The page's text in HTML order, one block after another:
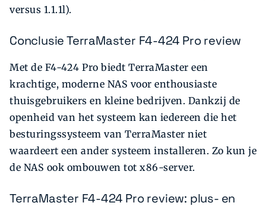
versus 1.1.1l).
Conclusie TerraMaster F4-424 Pro review
Met de F4-424 Pro biedt TerraMaster een
krachtige, moderne NAS voor enthousiaste
thuisgebruikers en kleine bedrijven. Dankzij de
openheid van het systeem kan iedereen die het
besturingssysteem van TerraMaster niet
waardeert een ander systeem installeren. Zo kun je
de NAS ook ombouwen tot x86-server.
TerraMaster F4-424 Pro review: plus- en